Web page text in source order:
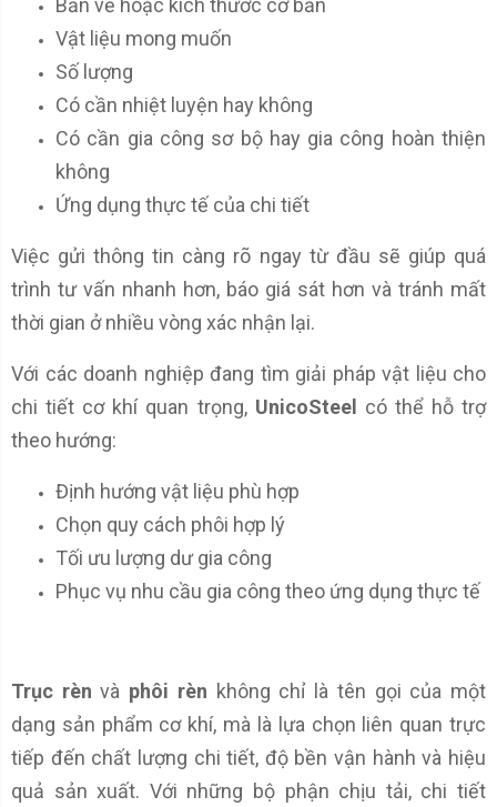
Bản vẽ hoặc kích thước cơ bản
Vật liệu mong muốn
Số lượng
Có cần nhiệt luyện hay không
Có cần gia công sơ bộ hay gia công hoàn thiện
không
Ứng dụng thực tế của chi tiết
Việc gửi thông tin càng rõ ngay từ đầu sẽ giúp quá
trình tư vấn nhanh hơn, báo giá sát hơn và tránh mất
thời gian ở nhiều vòng xác nhận lại.
Với các doanh nghiệp đang tìm giải pháp vật liệu cho
chi tiết cơ khí quan trọng, UnicoSteel có thể hỗ trợ
theo hướng:
Định hướng vật liệu phù hợp
Chọn quy cách phôi hợp lý
Tối ưu lượng dư gia công
Phục vụ nhu cầu gia công theo ứng dụng thực tế
Trục rèn và phôi rèn không chỉ là tên gọi của một
dạng sản phẩm cơ khí, mà là lựa chọn liên quan trực
tiếp đến chất lượng chi tiết, độ bền vận hành và hiệu
quả sản xuất. Với những bộ phận chịu tải, chi tiết